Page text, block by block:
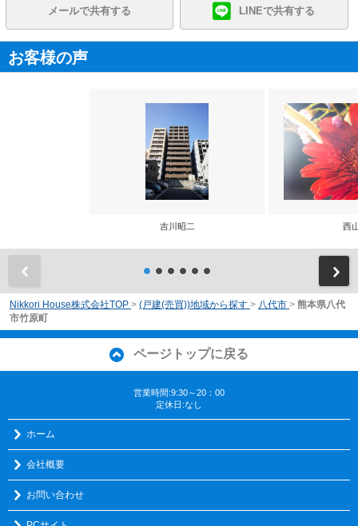
メールで共有する LINEで共有する
お客様の声
吉川昭二 西
Nikkori House株式会社TOP > (戸建(売買))地域から探す > 八代市 > 熊本県八代
市竹原町
ページトップに戻る
営業時間:9:30～20：00
定休日:なし
ホーム
会社概要
お問い合わせ